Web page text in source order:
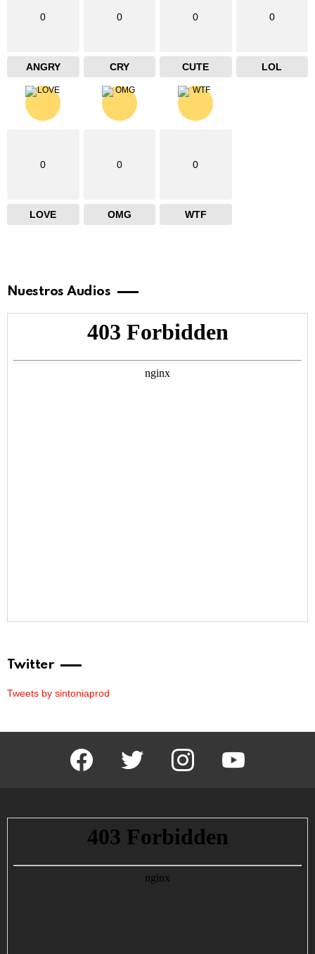
0
ANGRY
0
CRY
0
CUTE
0
LOL
0
LOVE
0
OMG
0
WTF
Nuestros Audios
Twitter
Tweets by sintoniaprod
facebook twitter instagram